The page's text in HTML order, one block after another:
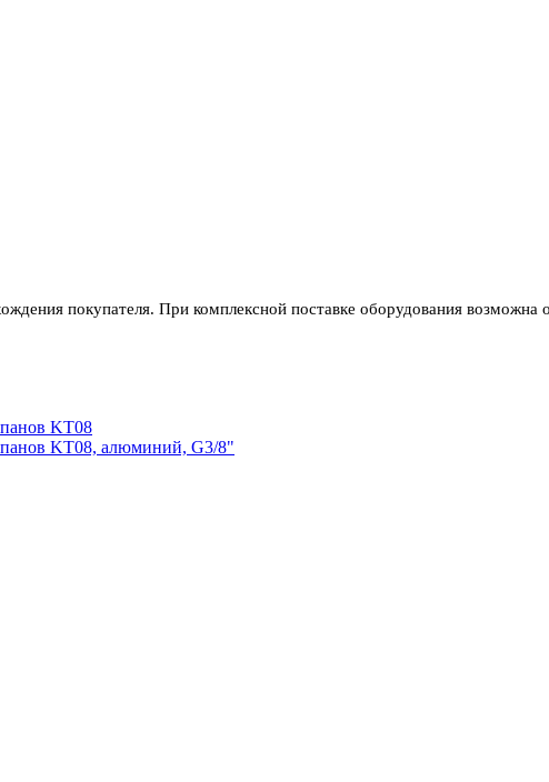
покупателя. При комплексной поставке оборудования возможна
KT08
KT08, алюминий, G3/8"